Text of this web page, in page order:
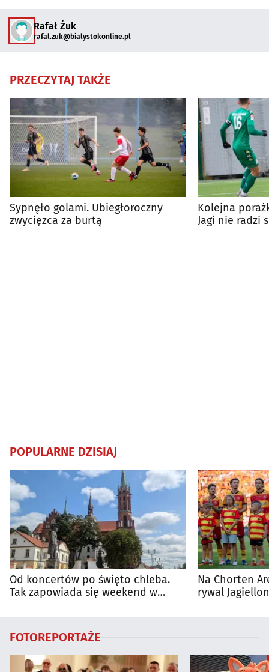
Rafał Żuk
rafal.zuk@bialystokonline.pl
PRZECZYTAJ TAKŻE
Sypnęło golami. Ubiegłoroczny
zwycięzca za burtą
Kolejna
Jagi nie radzi
POPULARNE DZISIAJ
Od koncertów po święto chleba.
Tak zapowiada się weekend w
Na Chorten
rywal
FOTOREPORTAŻE